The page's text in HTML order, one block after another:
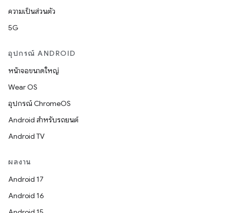
ความเป็นส่วนตัว
5G
อุปกรณ์ ANDROID
หน้าจอขนาดใหญ่
Wear OS
อุปกรณ์ ChromeOS
Android สำหรับรถยนต์
Android TV
ผลงาน
Android 17
Android 16